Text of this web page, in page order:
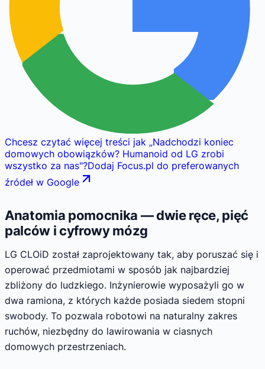
Chcesz czytać więcej treści jak „Nadchodzi koniec
domowych obowiązków? Humanoid od LG zrobi
wszystko za nas"?Dodaj Focus.pl do preferowanych
źródeł w Google
Anatomia pomocnika — dwie ręce, pięć
palców i cyfrowy mózg
LG CLOiD został zaprojektowany tak, aby poruszać się i
operować przedmiotami w sposób jak najbardziej
zbliżony do ludzkiego. Inżynierowie wyposażyli go w
dwa ramiona, z których każde posiada siedem stopni
swobody. To pozwala robotowi na naturalny zakres
ruchów, niezbędny do lawirowania w ciasnych
domowych przestrzeniach.